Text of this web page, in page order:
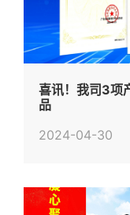
喜讯！我司3项
品
2024-04-30